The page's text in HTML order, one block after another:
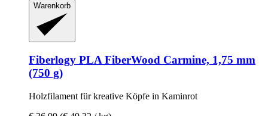
Warenkorb
Fiberlogy PLA FiberWood Carmine, 1,75 mm
(750 g)
Holzfilament für kreative Köpfe in Kaminrot